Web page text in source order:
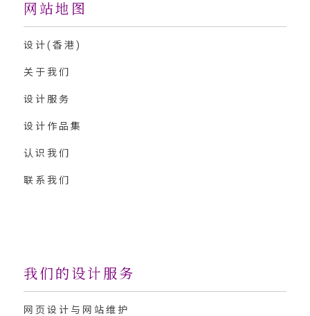
网站地图
设计(香港)
关于我们
设计服务
设计作品集
认识我们
联系我们
我们的设计服务
网页设计与网站维护